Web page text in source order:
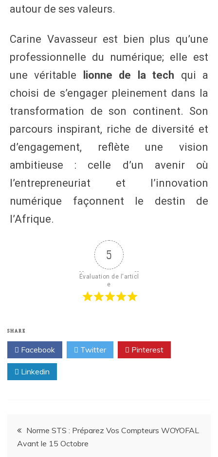
autour de ses valeurs.
Carine Vavasseur est bien plus qu’une
professionnelle du numérique; elle est
une véritable
lionne de la tech qui a
choisi de s’engager pleinement dans la
transformation de son continent. Son
parcours inspirant, riche de diversité et
d’engagement, reflète une vision
ambitieuse : celle d’un avenir où
l’entrepreneuriat et l’innovation
numérique façonnent le destin de
l’Afrique.
5
Évaluation de l'articl
e
SHARE
Facebook Twitter Pinterest
Linkedin
Norme STS : Préparez Vos Compteurs WOYOFAL
Avant le 15 Octobre